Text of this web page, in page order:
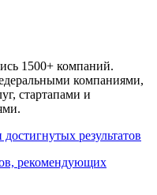
1500+ компаний.
компаниями,
стартапами и
результатов
рекомендующих